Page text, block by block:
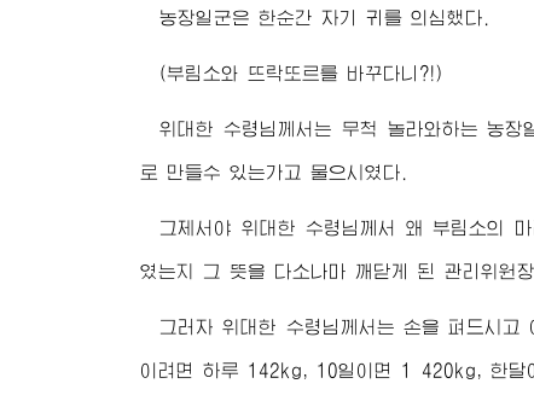
농장일군은 한순간 자기 귀를 의심했다.
(부림소와 뜨락또르를 바꾸다니?!)
위대한 수령님께서 는 무척 놀라와하는 농장
로 만들수 있는가고 물으시였다.
그제서야 위대한 수령님께서 왜 부림소의
였는지 그 뜻을 다소나마 깨닫게 된 관리 위원장
그러자위대한 수령님께서 는 손을 펴드시고
이려면 하루 142kg, 10일이면 1 420kg, 한달